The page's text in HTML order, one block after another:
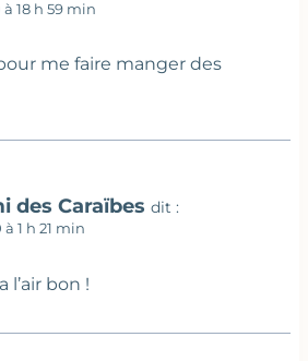
18 h 59 min
me faire manger des
des Caraïbes dit :
1 h 21 min
l’air bon !